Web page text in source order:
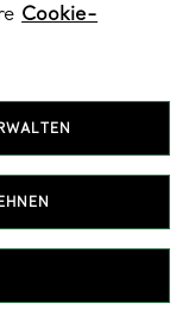
Cookie-